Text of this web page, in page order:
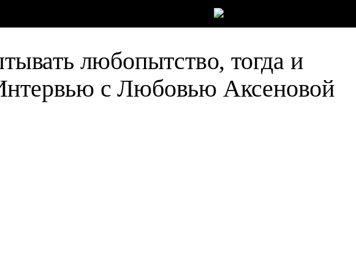
любопытство, тогда и
с Любовью Аксеновой